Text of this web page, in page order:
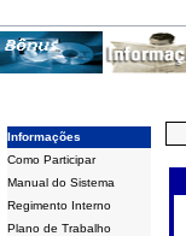
Informações
Como Participar
Manual do Sistema
Regimento Interno
Plano de Trabalho